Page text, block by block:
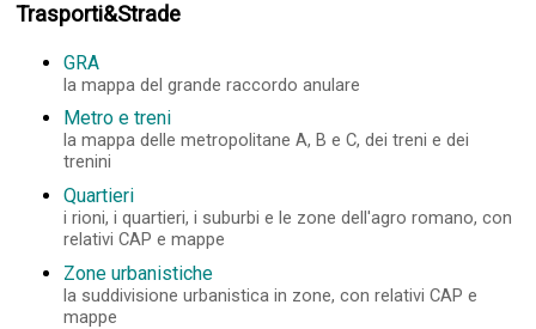
Trasporti&Strade
GRA
la mappa del grande raccordo anulare
Metro e treni
la mappa delle metropolitane A, B e C, dei treni e dei
trenini
Quartieri
i rioni, i quartieri, i suburbi e le zone dell'agro romano, con
relativi CAP e mappe
Zone urbanistiche
la suddivisione urbanistica in zone, con relativi CAP e
mappe